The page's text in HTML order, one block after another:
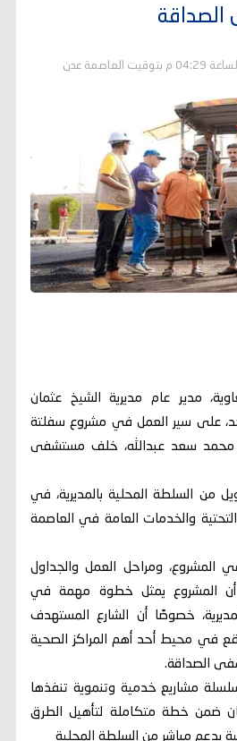
مدير عام مديرية الشيخ عثمان
على سير العمل في مشروع سفلتة
محمد سعد عبدالله، خلف مستشفى
من السلطة المحلية بالمديرية، في
والخدمات العامة في العاصمة
المشروع، ومراحل العمل والجداول
أن المشروع يمثل خطوة مهمة في
خصوصًا أن الشارع المستهدف
في محيط أحد أهم المراكز الصحية
الصداقة.
مشاريع خدمية وتنموية تنفذها
ضمن خطة متكاملة لتأهيل الطرق
بدعم مباشر من السلطة المحلية